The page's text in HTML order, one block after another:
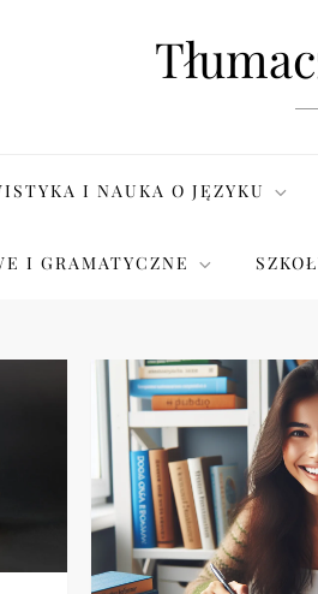
I NAUKA O JĘZYKU
I GRAMATYCZNE